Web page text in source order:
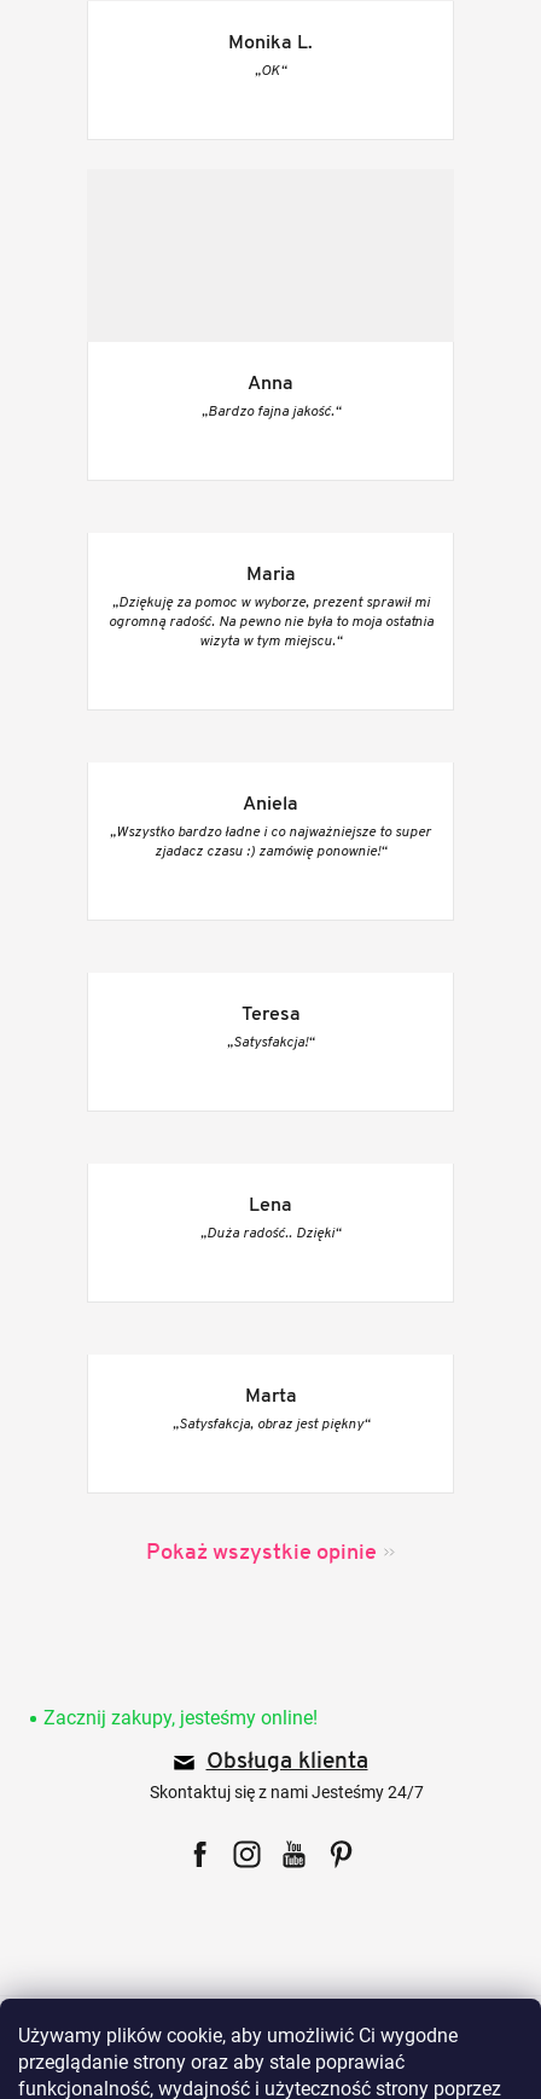
Używamy plików cookie, aby umożliwić Ci wygodne
przeglądanie strony oraz aby stale poprawiać
funkcjonalność, wydajność i użyteczność strony poprzez
Monika L.
„OK“
Anna
„Bardzo fajna jakość.“
Maria
„Dziękuję za pomoc w wyborze, prezent sprawił mi
ogromną radość. Na pewno nie była to moja ostatnia
wizyta w tym miejscu.“
Aniela
„Wszystko bardzo ładne i co najważniejsze to super
zjadacz czasu :) zamówię ponownie!“
Teresa
„Satysfakcja!“
Lena
„Duża radość.. Dzięki“
Marta
„Satysfakcja, obraz jest piękny“
Pokaż wszystkie opinie
Zacznij zakupy, jesteśmy online!
Obsługa klienta
Skontaktuj się z nami Jesteśmy 24/7
Dla klientów